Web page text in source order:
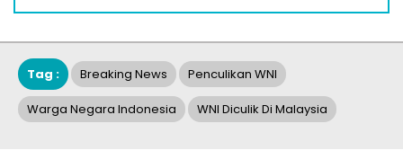
Tag : Breaking News Penculikan WNI
Warga Negara Indonesia WNI Diculik Di Malaysia